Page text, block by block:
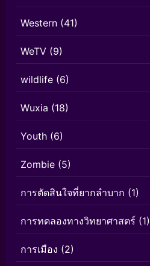
Western (41)
WeTV (9)
wildlife (6)
Wuxia (18)
Youth (6)
Zombie (5)
การตัดสินใจที่ยากลำบาก (1)
การทดลองทางวิทยาศาสตร์ (1)
การเมือง (2)